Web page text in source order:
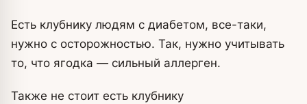
Есть клубнику людям с диабетом, все-таки,
нужно с осторожностью. Так, нужно учитывать
то, что ягодка — сильный аллерген.
Также не стоит есть клубнику